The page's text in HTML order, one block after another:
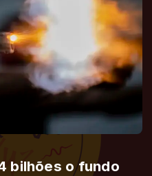
bilhões o fundo